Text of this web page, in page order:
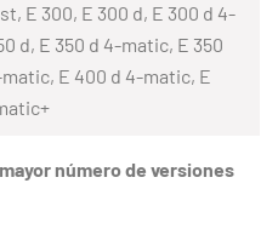
E 300, E 300 d, E 300 d 4-
d, E 350 d 4-matic, E 350
E 400 d 4-matic, E
número de versiones